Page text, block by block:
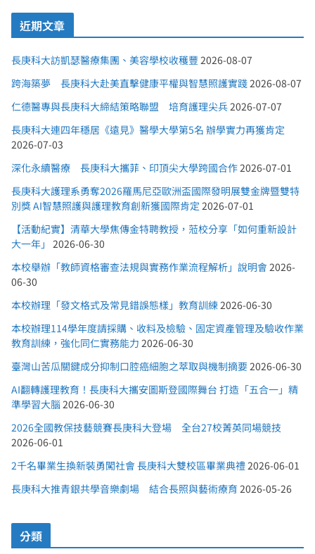
近期文章
長庚科大訪凱瑟醫療集團、美容學校收穫豐 2026-08-07
跨海築夢 長庚科大赴美直擊健康平權與智慧照護實踐2026-08-07
仁德醫專與長庚科大締結策略聯盟 培育護理尖兵2026-07-07
長庚科大連四年穩居《遠見》醫學大學第5名 辦學實力再獲肯定
2026-07-03
深化永續醫療 長庚科大攜菲、印頂尖大學跨國合作2026-07-01
長庚科大護理系勇奪2026羅馬尼亞歐洲盃國際發明展雙金牌暨雙特
別獎 AI智慧照護與護理教育創新獲國際肯定 2026-07-01
【活動紀實】清華大學焦傳金特聘教授，蒞校分享「如何重新設計
大一年」 2026-06-30
本校舉辦「教師資格審查法規與實務作業流程解析」說明會2026-
06-30
本校辦理「發文格式及常見錯誤態樣」教育訓練2026-06-30
本校辦理114學年度請採購、收料及檢驗、固定資產管理及驗收作業
教育訓練，強化同仁實務能力 2026-06-30
臺灣山苦瓜關鍵成分抑制口腔癌細胞之萃取與機制摘要2026-06-30
AI翻轉護理教育！長庚科大攜安圖斯登國際舞台 打造「五合一」精
準學習大腦 2026-06-30
2026全國教保技藝競賽長庚科大登場 全台27校菁英同場競技
2026-06-01
2千名畢業生換新裝勇闖社會 長庚科大雙校區畢業典禮2026-06-01
長庚科大推青銀共學音樂劇場 結合長照與藝術療育 2026-05-26
分類